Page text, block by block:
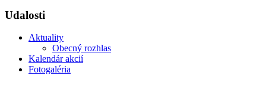
Udalosti
Aktuality
Obecný rozhlas
Kalendár akcií
Fotogaléria